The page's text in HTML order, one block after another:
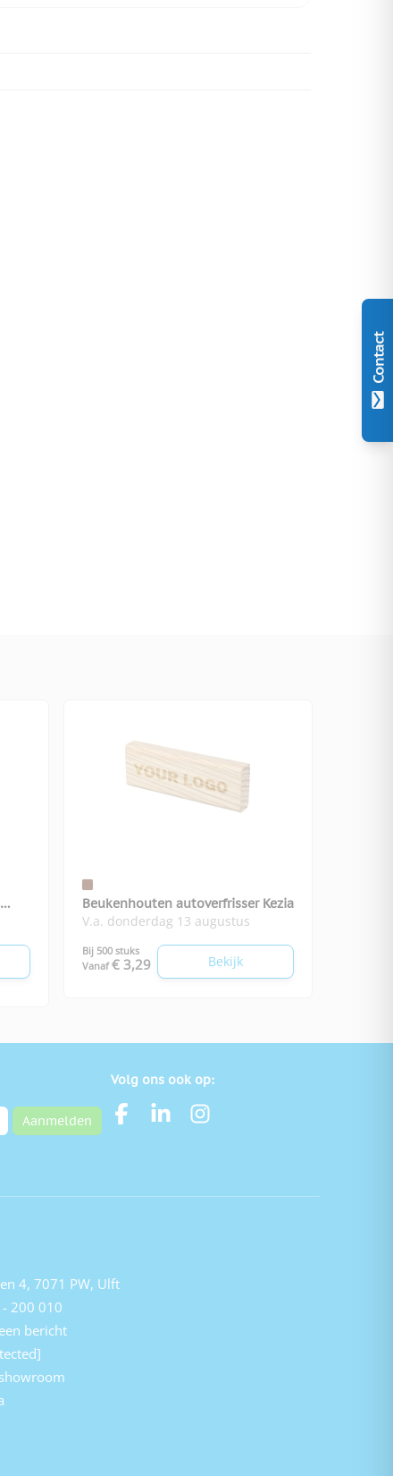
Contact
Beukenhouten autoverfrisser Kezia
V.a. donderdag 13 augustus
Bij 500 stuks
Vanaf € 3,29 Bekijk
Aanmelden
Volg ons ook op:
4, 7071 PW, Ulft
200 010
bericht